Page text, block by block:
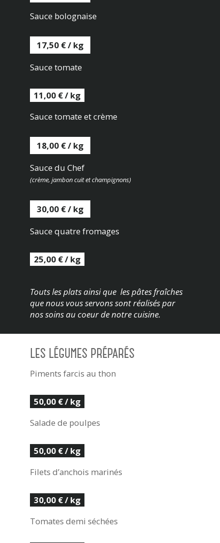
Sauce bolognaise
17,50 € / kg
Sauce tomate
11,00 € / kg
Sauce tomate et crème
18,00 € / kg
Sauce du Chef
(crème, jambon cuit et champignons)
30,00 € / kg
Sauce quatre fromages
25,00 € / kg
Touts les plats ainsi que les pâtes fraîches
que nous vous servons sont réalisés par
nos soins au coeur de notre cuisine.
LES LÉGUMES PRÉPARÉS
Piments farcis au thon
50,00 € / kg
Salade de poulpes
50,00 € / kg
Filets d’anchois marinés
30,00 € / kg
Tomates demi séchées